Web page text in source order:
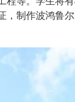
，制作波鸿鲁